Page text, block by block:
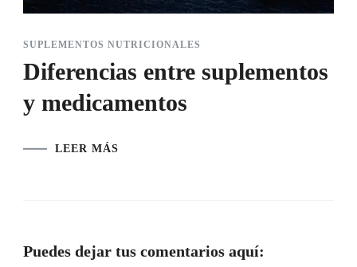
SUPLEMENTOS NUTRICIONALES
Diferencias entre suplementos
y medicamentos
LEER MÁS
Puedes dejar tus comentarios aquí: